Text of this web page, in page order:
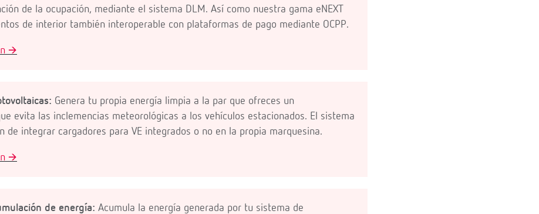
de la ocupación, mediante el sistema DLM. Así como nuestra gama eNEXT
de interior también interoperable con plataformas de pago mediante OCPP.
🡪
Genera tu propia energía limpia a la par que ofreces un
evita las inclemencias meteorológicas a los vehículos estacionados. El sistema
de integrar cargadores para VE integrados o no en la propia marquesina.
🡪
de energía: Acumula la energía generada por tu sistema de